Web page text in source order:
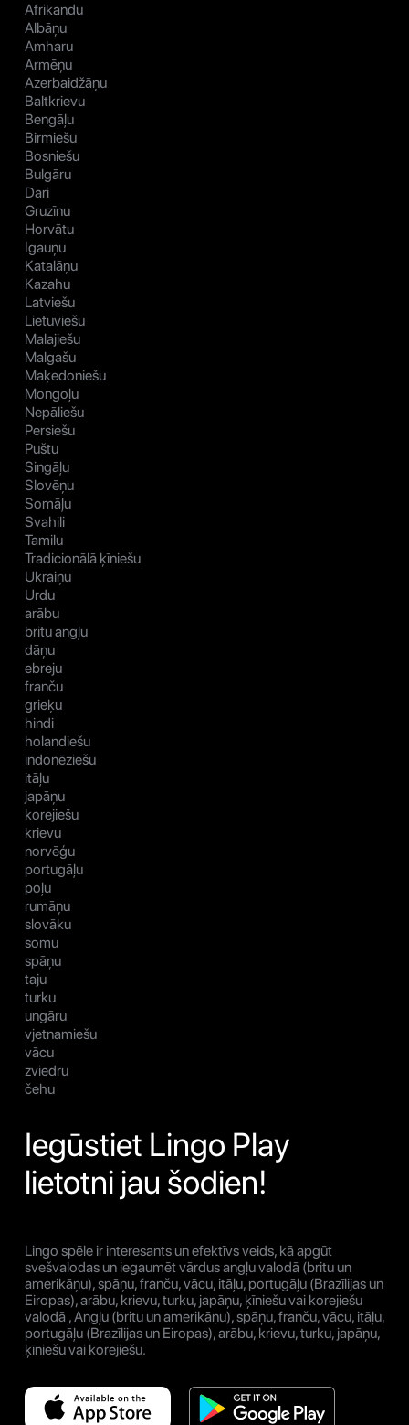
Afrikandu
Albāņu
Amharu
Armēņu
Azerbaidžāņu
Baltkrievu
Bengāļu
Birmiešu
Bosniešu
Bulgāru
Dari
Gruzīnu
Horvātu
Igauņu
Katalāņu
Kazahu
Latviešu
Lietuviešu
Malajiešu
Malgašu
Maķedoniešu
Mongoļu
Nepāliešu
Persiešu
Puštu
Singāļu
Slovēņu
Somāļu
Svahili
Tamilu
Tradicionālā ķīniešu
Ukraiņu
Urdu
arābu
britu angļu
dāņu
ebreju
franču
grieķu
hindi
holandiešu
indonēziešu
itāļu
japāņu
korejiešu
krievu
norvēģu
portugāļu
poļu
rumāņu
slovāku
somu
spāņu
taju
turku
ungāru
vjetnamiešu
vācu
zviedru
čehu
Iegūstiet Lingo Play
lietotni jau šodien!
Lingo spēle ir interesants un efektīvs veids, kā apgūt
svešvalodas un iegaumēt vārdus angļu valodā (britu un
amerikāņu), spāņu, franču, vācu, itāļu, portugāļu (Brazīlijas un
Eiropas), arābu, krievu, turku, japāņu, ķīniešu vai korejiešu
valodā , Angļu (britu un amerikāņu), spāņu, franču, vācu, itāļu,
portugāļu (Brazīlijas un Eiropas), arābu, krievu, turku, japāņu,
ķīniešu vai korejiešu.